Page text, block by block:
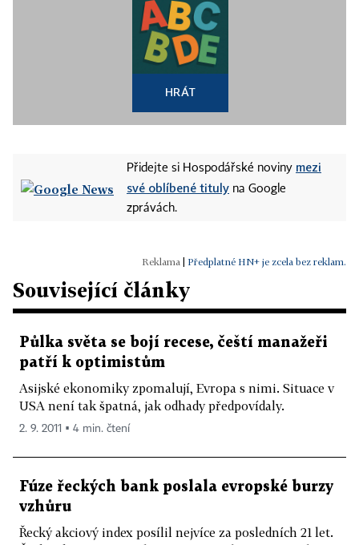
HRÁT
Přidejte si Hospodářské noviny mezi
své oblíbené tituly na Google
zprávách.
Předplatné HN+ je zcela bez reklam.
Související články
Půlka světa se bojí recese, čeští manažeři
patří k optimistům
Asijské ekonomiky zpomalují, Evropa s nimi. Situace v
USA není tak špatná, jak odhady předpovídaly.
2. 9. 2011 ▪ 4 min. čtení
Fúze řeckých bank poslala evropské burzy
vzhůru
Řecký akciový index posílil nejvíce za posledních 21 let.